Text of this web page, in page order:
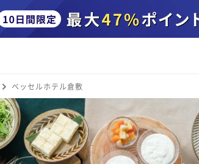
ベッセルホテル倉敷